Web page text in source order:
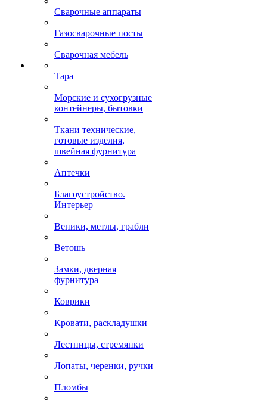
Сварочные аппараты
Газосварочные посты
Сварочная мебель
Тара
Морские и сухогрузные
контейнеры, бытовки
Ткани технические,
готовые изделия,
швейная фурнитура
Аптечки
Благоустройство.
Интерьер
Веники, метлы, грабли
Ветошь
Замки, дверная
фурнитура
Коврики
Кровати, раскладушки
Лестницы, стремянки
Лопаты, черенки, ручки
Пломбы